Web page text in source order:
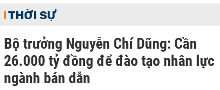
THỜI SỰ
Bộ trưởng Nguyễn Chí Dũng: Cần
26.000 tỷ đồng để đào tạo nhân lực
ngành bán dẫn